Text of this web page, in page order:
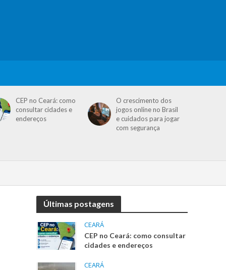
CEP no Ceará: como
consultar cidades e
endereços
O crescimento dos
jogos online no Brasil
e cuidados para jogar
com segurança
Últimas postagens
CEARÁ
CEP no Ceará: como consultar
cidades e endereços
CEARÁ